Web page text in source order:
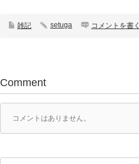
雑記 setuga コメントを書く
Comment
コメントはありません。